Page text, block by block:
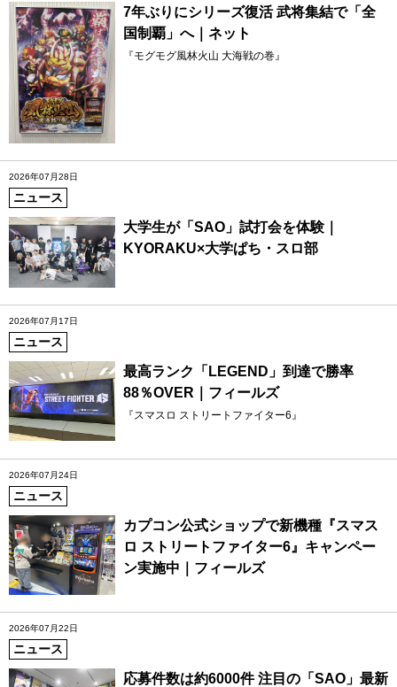
7年ぶりにシリーズ復活 武将集結で「全
国制覇」へ｜ネット
『モグモグ風林火山 大海戦の巻』
2026年07月28日
ニュース
大学生が「SAO」試打会を体験｜
KYORAKU×大学ぱち・スロ部
2026年07月17日
ニュース
最高ランク「LEGEND」到達で勝率
88％OVER｜フィールズ
『スマスロ ストリートファイター6』
2026年07月24日
ニュース
カプコン公式ショップで新機種『スマス
ロ ストリートファイター6』キャンペー
ン実施中｜フィールズ
2026年07月22日
ニュース
応募件数は約6000件 注目の「SAO」最新